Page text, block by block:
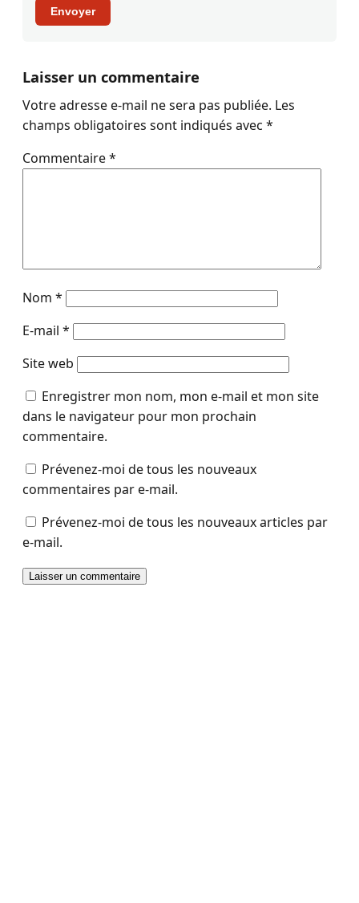
Envoyer
Laisser un commentaire
Votre adresse e-mail ne sera pas publiée. Les
champs obligatoires sont indiqués avec *
Commentaire*
Nom *
E-mail *
Site web
Enregistrer mon nom, mon e-mail et mon site
dans le navigateur pour mon prochain
commentaire.
Prévenez-moi de tous les nouveaux
commentaires par e-mail.
Prévenez-moi de tous les nouveaux articles par
e-mail.